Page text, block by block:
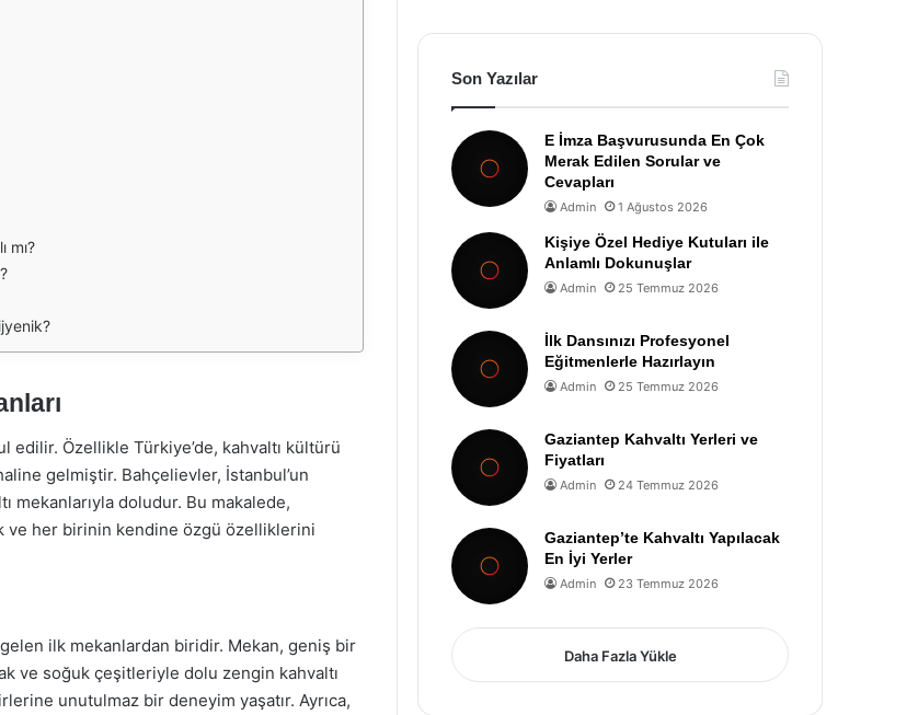
mı?
Özellikle Türkiye’de, kahvaltı kültürü
gelmiştir. Bahçelievler, İstanbul’un
mekanlarıyla doludur. Bu makalede,
ve her birinin kendine özgü özelliklerini
gelen ilk mekanlardan biridir. Mekan, geniş bir
ve soğuk çeşitleriyle dolu zengin kahvaltı
unutulmaz bir deneyim yaşatır. Ayrıca,
Son Yazılar
E İmza Başvurusunda En Çok
Merak Edilen Sorular ve
Cevapları
Admin 1 Ağustos 2026
Kişiye Özel Hediye Kutuları ile
Anlamlı Dokunuşlar
Admin 25 Temmuz 2026
İlk Dansınızı Profesyonel
Eğitmenlerle Hazırlayın
Admin 25 Temmuz 2026
Gaziantep Kahvaltı Yerleri ve
Fiyatları
Admin 24 Temmuz 2026
Gaziantep’te Kahvaltı Yapılacak
En İyi Yerler
Admin 23 Temmuz 2026
Daha Fazla Yükle